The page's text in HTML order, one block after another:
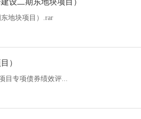
设二期东地块项目）
地块项目）.rar
）
目专项债券绩效评...